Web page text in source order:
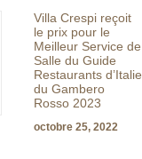
Villa Crespi reçoit
le prix pour le
Meilleur Service de
Salle du Guide
Restaurants d’Italie
du Gambero
Rosso 2023
octobre 25, 2022